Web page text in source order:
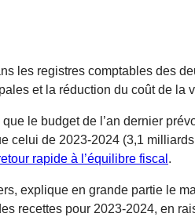
les registres comptables des
et la réduction du coût de la
le budget de l’an dernier
celui de 2023-2024 (3,1
rapide à l’équilibre fiscal .
explique en grande partie le
recettes pour 2023-2024, en